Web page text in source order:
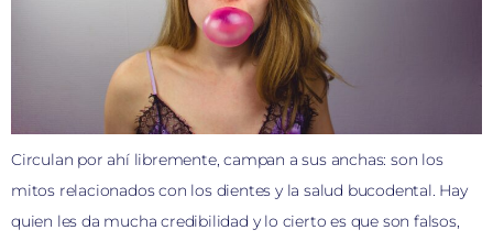
Circulan por ahí libremente, campan a sus anchas: son los
mitos relacionados con los dientes y la salud bucodental. Hay
quien les da mucha credibilidad y lo cierto es que son falsos,